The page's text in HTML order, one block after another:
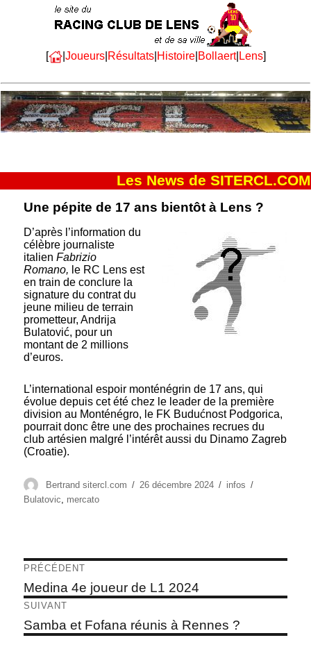
[ | Joueurs| Résultats| Histoire| Bollaert| Lens]
Les News de SITERCL.COM
Une pépite de 17 ans bientôt à Lens ?
D’après l’information du
célèbre journaliste
italien Fabrizio
Romano, le RC Lens est
en train de conclure la
signature du contrat du
jeune milieu de terrain
prometteur, Andrija
Bulatović, pour un
montant de 2 millions
d’euros.
L’international espoir monténégrin de 17 ans, qui
évolue depuis cet été chez le leader de la première
division au Monténégro, le FK Budućnost Podgorica,
pourrait donc être une des prochaines recrues du
club artésien malgré l’intérêt aussi du Dinamo Zagreb
(Croatie).
Auteur
Bertrand sitercl.com
Publié
26 décembre 2024 Catégories
infos
Bulatovic, mercato
Navigation
de
l’article
PRÉCÉDENT
Article
précédent :
Medina 4e joueur de L1 2024
SUIVANT
Article
suivant :
Samba et Fofana réunis à Rennes ?